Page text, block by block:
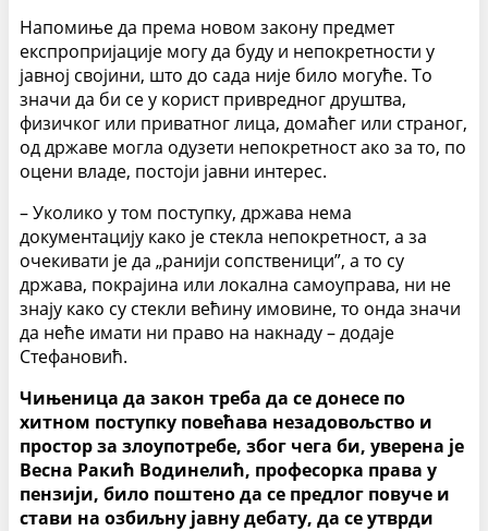
Напомиње да према новом закону предмет
експропријације могу да буду и непокретности у
јавној својини, што до сада није било могуће. То
значи да би се у корист привредног друштва,
физичког или приватног лица, домаћег или страног,
од државе могла одузети непокретност ако за то, по
оцени владе, постоји јавни интерес.
– Уколико у том поступку, држава нема
документацију како је стекла непокретност, а за
очекивати је да „ранији сопственици”, а то су
држава, покрајина или локална самоуправа, ни не
знају како су стекли већину имовине, то онда значи
да неће имати ни право на накнаду – додаје
Стефановић.
Чињеница да закон треба да се донесе по
хитном поступку повећава незадовољство и
простор за злоупотребе, због чега би, уверена је
Весна Ракић Водинелић, професорка права у
пензији, било поштено да се предлог повуче и
стави на озбиљну јавну дебату, да се утврди